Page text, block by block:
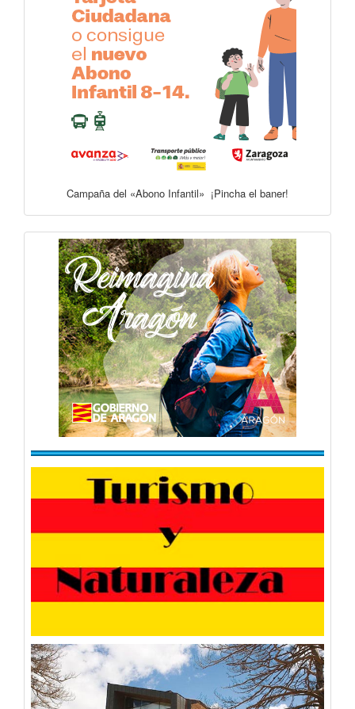
Campaña del «Abono Infantil» ¡Pincha el baner!